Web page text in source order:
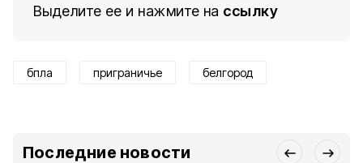
Выделите ее и нажмите на ссылку
бпла приграничье белгород
Последние новости